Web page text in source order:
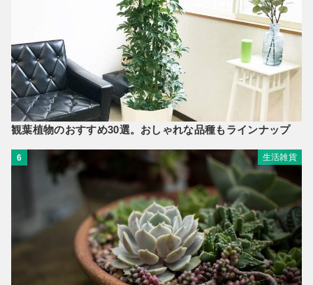
観葉植物のおすすめ30選。おしゃれな品種もラインナップ
6 生活雑貨